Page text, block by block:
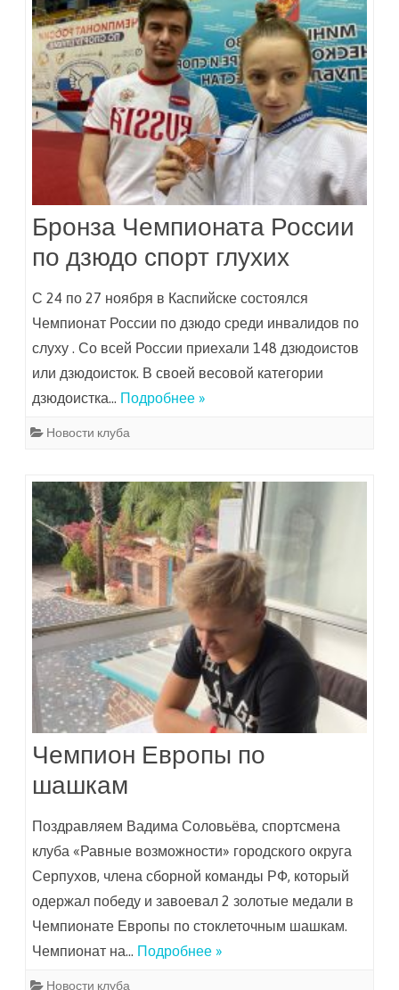
Бронза Чемпионата России
по дзюдо спорт глухих
С 24 по 27 ноября в Каспийске состоялся
Чемпионат России по дзюдо среди инвалидов по
слуху . Со всей России приехали 148 дзюдоистов
или дзюдоисток. В своей весовой категории
дзюдоистка… Подробнее »
Новости клуба
Чемпион Европы по
шашкам
Поздравляем Вадима Соловьёва, спортсмена
клуба «Равные возможности» городского округа
Серпухов, члена сборной команды РФ, который
одержал победу и завоевал 2 золотые медали в
Чемпионате Европы по стоклеточным шашкам.
Чемпионат на… Подробнее »
Новости клуба